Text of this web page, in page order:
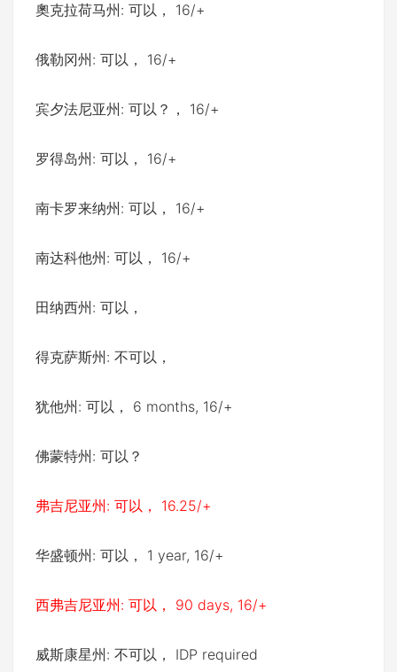
奧克拉荷马州: 可以， 16/+
俄勒冈州: 可以， 16/+
宾夕法尼亚州: 可以？， 16/+
罗得岛州: 可以， 16/+
南卡罗来纳州: 可以， 16/+
南达科他州: 可以， 16/+
田纳西州: 可以，
得克萨斯州: 不可以，
犹他州: 可以， 6 months, 16/+
佛蒙特州: 可以？
弗吉尼亚州: 可以， 16.25/+
华盛顿州: 可以， 1 year, 16/+
西弗吉尼亚州: 可以， 90 days, 16/+
威斯康星州: 不可以， IDP required